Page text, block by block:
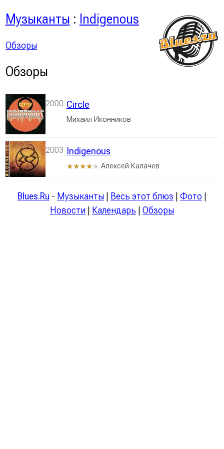
Музыканты : Indigenous
Обзоры
Обзоры
2000 Circle
Михаил Иконников
2003 Indigenous
★★★★★ Алексей Калачев
Blues.Ru - Музыканты Весь этот блюз Фото
Новости
Календарь Обзоры